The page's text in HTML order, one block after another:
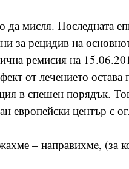
да мисля. Последната
за рецидив на
ремисия на
от лечението
в спешен порядък.
европейски център с
– направихмe, (за